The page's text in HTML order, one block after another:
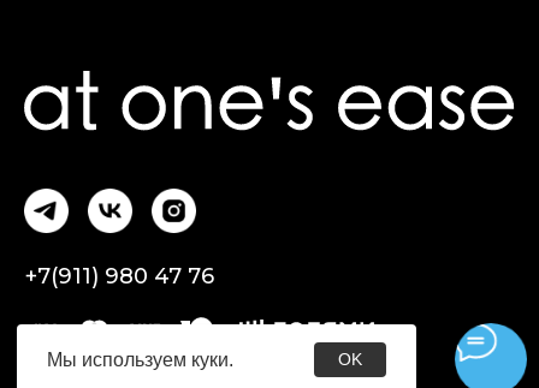
Мы используем куки. OK